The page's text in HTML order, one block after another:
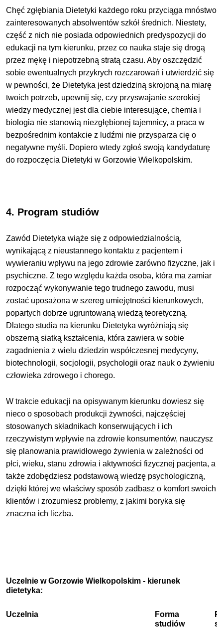
Chęć zgłębiania Dietetyki każdego roku przyciąga mnóstwo
zainteresowanych absolwentów szkół średnich. Niestety,
część z nich nie posiada odpowiednich predyspozycji do
edukacji na tym kierunku, przez co nauka staje się drogą
przez mękę i niepotrzebną stratą czasu. Aby oszczędzić
sobie ewentualnych przykrych rozczarowań i utwierdzić się
w pewności, że Dietetyka jest dziedziną skrojoną na miarę
twoich potrzeb, upewnij się, czy przyswajanie szerokiej
wiedzy medycznej jest dla ciebie interesujące, chemia i
biologia nie stanowią niezgłębionej tajemnicy, a praca w
bezpośrednim kontakcie z ludźmi nie przysparza cię o
negatywne myśli. Dopiero wtedy zgłoś swoją kandydaturę
do rozpoczęcia Dietetyki w Gorzowie Wielkopolskim.
4. Program studiów
Zawód Dietetyka wiąże się z odpowiedzialnością,
wynikającą z nieustannego kontaktu z pacjentem i
wywieraniu wpływu na jego zdrowie zarówno fizyczne, jak i
psychiczne. Z tego względu każda osoba, która ma zamiar
rozpocząć wykonywanie tego trudnego zawodu, musi
zostać uposażona w szereg umiejętności kierunkowych,
popartych dobrze ugruntowaną wiedzą teoretyczną.
Dlatego studia na kierunku Dietetyka wyróżniają się
obszerną siatką kształcenia, która zawiera w sobie
zagadnienia z wielu dziedzin współczesnej medycyny,
biotechnologii, socjologii, psychologii oraz nauk o żywieniu
człowieka zdrowego i chorego.
W trakcie edukacji na opisywanym kierunku dowiesz się
nieco o sposobach produkcji żywności, najczęściej
stosowanych składnikach konserwujących i ich
rzeczywistym wpływie na zdrowie konsumentów, nauczysz
się planowania prawidłowego żywienia w zależności od
płci, wieku, stanu zdrowia i aktywności fizycznej pacjenta, a
także zdobędziesz podstawową wiedzę psychologiczną,
dzięki której we właściwy sposób zadbasz o komfort swoich
klientów i zrozumiesz problemy, z jakimi boryka się
znaczna ich liczba.
Uczelnie w Gorzowie Wielkopolskim - kierunek
dietetyka:
Uczelnia
Forma
studiów